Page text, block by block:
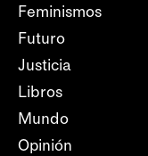
Feminismos
Futuro
Justicia
Libros
Mundo
Opinión